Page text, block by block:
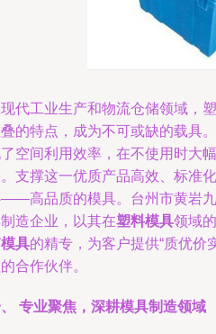
代工业生产和物流仓储领域，
的特点，成为不可或缺的载具
空间利用效率，在不使用时大
支撑这一优质产品高效、标准
高品质的模具。台州市黄岩
造企业，以其在塑料模具领域
具的精专，为客户提供“质优价
合作伙伴。
专业聚焦，深耕模具制造领域